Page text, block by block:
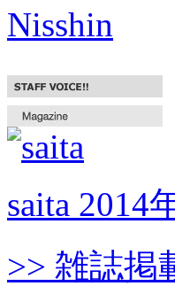
Nisshin
saita 2014
>> 雑誌掲